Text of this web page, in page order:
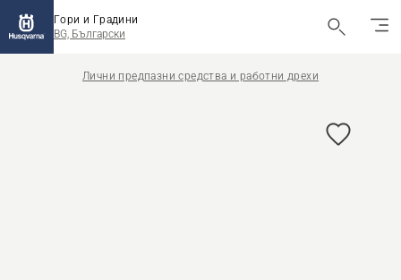
Гори и Градини
BG, Български
Лични предпазни средства и работни дрехи